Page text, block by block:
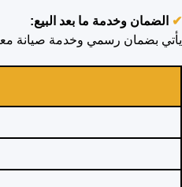
✔
الضمان وخدمة ما بعد البيع:
يأتي بضمان رسمي وخدمة صيانة